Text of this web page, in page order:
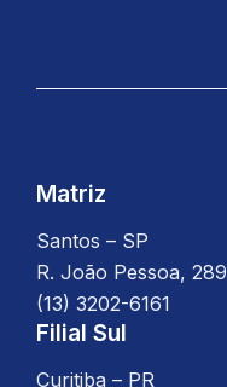
Matriz
Santos – SP
R. João Pessoa, 289
(13) 3202-6161
Filial Sul
Curitiba – PR